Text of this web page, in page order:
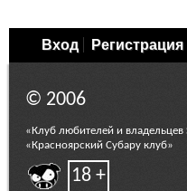
Вход Регистрация
© 2006
«Клуб любителей и владельцев
«Красноярский Субару клуб»
18 +